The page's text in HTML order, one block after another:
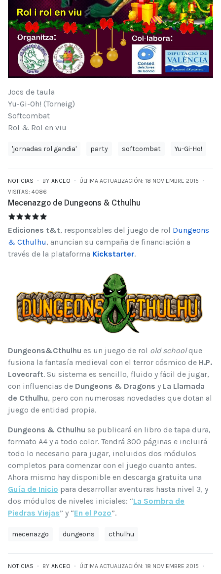
Jocs de taula
Yu-Gi-Oh! (Torneig)
Softcombat
Rol & Rol en viu
'jornadas rol gandia' party softcombat Yu-Gi-Ho!
NOTICIAS BY ANCEO
ÚLTIMA ACTUALIZACIÓN: 18 NOVIEMBRE 2015
VISITAS: 4086
Mecenazgo de Dungeons & Cthulhu
MECENAZGO DE DUNGEONS & CTHULHU
Ediciones t&t, responsables del juego de rol Dungeons
& Cthulhu, anuncian su campaña de financiación a
través de la plataforma Kickstarter.
Dungeons&Cthulhu es un juego de rol old schoolque
fusiona la fantasía medieval con el terror cósmico de H.P.
Lovecraft. Su sistema es sencillo, fluido y fácil de jugar,
con influencias de Dungeons & Dragons y La Llamada
de Cthulhu, pero con numerosas novedades que dotan al
juego de entidad propia.
Dungeons & Cthulhu se publicará en libro de tapa dura,
formato A4 y a todo color. Tendrá 300 páginas e incluirá
todo lo necesario para jugar, incluidos dos módulos
completos para comenzar con el juego cuanto antes.
Ahora mismo hay disponible en descarga gratuita una
Guía de Inicio para desarrollar aventuras hasta nivel 3, y
dos módulos de niveles iniciales: “La Sombra de
Piedras Viejas” y “En el Pozo”.
mecenazgo dungeons cthulhu
NOTICIAS BY ANCEO
ÚLTIMA ACTUALIZACIÓN: 18 NOVIEMBRE 2015